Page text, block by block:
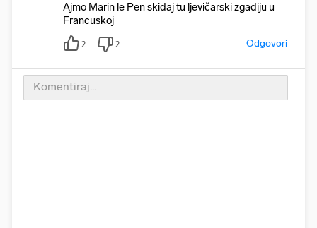
Ajmo Marin le Pen skidaj tu ljevičarski zgadiju u
Francuskoj
2 2 Odgovori